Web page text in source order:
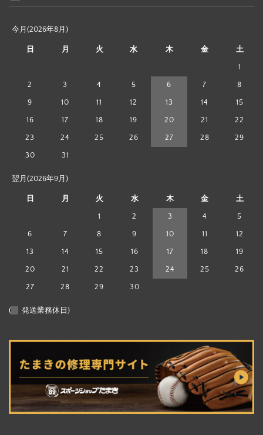
今月(2026年8月)
日 月 火 水 木 金 土
1
2 3 4 5 6 7 8
9 10 11 12 13 14 15
16 17 18 19 20 21 22
23 24 25 26 27 28 29
30 31
翌月(2026年9月)
日 月 火 水 木 金 土
1 2 3 4 5
6 7 8 9 10 11 12
13 14 15 16 17 18 19
20 21 22 23 24 25 26
27 28 29 30
( 発送業務休日)